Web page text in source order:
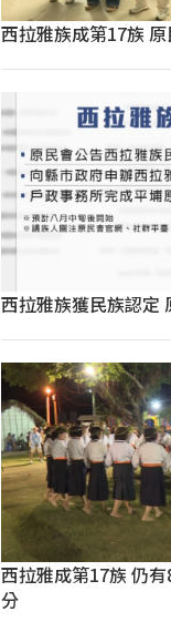
西拉雅族成第17族
西拉雅族獲民族認定
西拉雅成第17族 仍
分